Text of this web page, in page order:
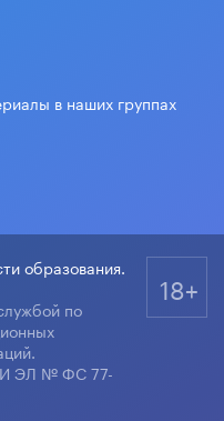
в наших группах
образования.
по
ЭЛ № ФС 77-
18+